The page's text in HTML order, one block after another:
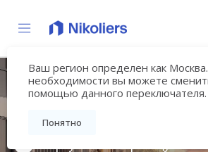
Ваш регион определен как
необходимости вы можете
помощью данного переключателя.
Понятно
«ВЕЕР»